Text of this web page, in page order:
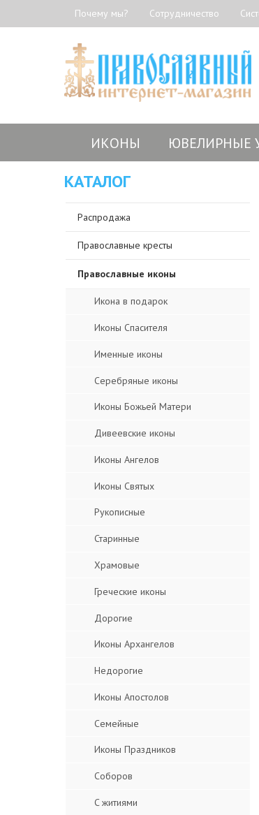
Почему мы? Сотрудничество
ИКОНЫ ЮВЕЛИРНЫЕ
КАТАЛОГ
Распродажа
Православные кресты
Православные иконы
Икона в подарок
Иконы Спасителя
Именные иконы
Серебряные иконы
Иконы Божьей Матери
Дивеевские иконы
Иконы Ангелов
Иконы Святых
Рукописные
Старинные
Храмовые
Греческие иконы
Дорогие
Иконы Архангелов
Недорогие
Иконы Апостолов
Семейные
Иконы Праздников
Соборов
C житиями